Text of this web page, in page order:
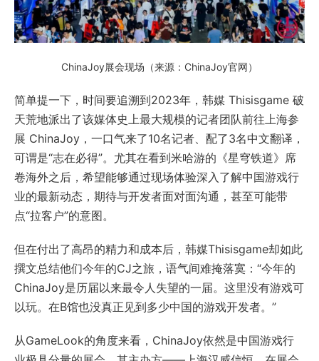
ChinaJoy展会现场（来源：ChinaJoy官网）
简单提一下，时间要追溯到2023年，韩媒 Thisisgame 破
天荒地派出了该媒体史上最大规模的记者团队前往上海参
展 ChinaJoy，一口气来了10名记者、配了3名中文翻译，
可谓是“志在必得”。尤其在看到米哈游的《星穹铁道》席
卷海外之后，希望能够通过现场体验深入了解中国游戏行
业的最新动态，期待与开发者面对面沟通，甚至可能带
点“拉客户”的意图。
但在付出了高昂的精力和成本后，韩媒Thisisgame却如此
撰文总结他们今年的CJ之旅，语气间难掩落寞：“今年的
ChinaJoy是历届以来最令人失望的一届。这里没有游戏可
以玩。在B馆也没真正见到多少中国的游戏开发者。”
从GameLook的角度来看，ChinaJoy依然是中国游戏行